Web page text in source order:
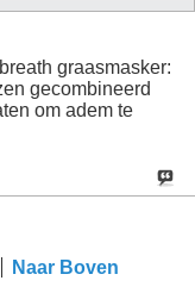
graasmasker:
gecombineerd
om adem te
Naar Boven